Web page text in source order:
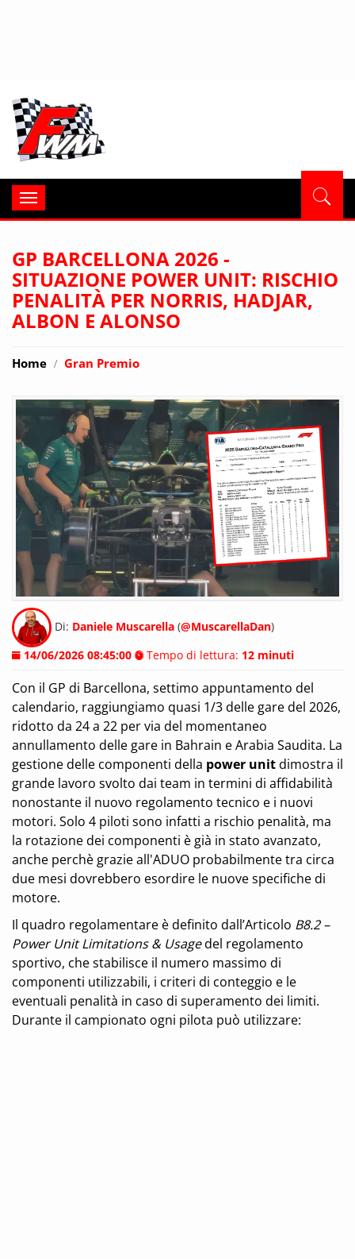
Toggle
navigation
GP BARCELLONA 2026 -
SITUAZIONE POWER UNIT: RISCHIO
PENALITÀ PER NORRIS, HADJAR,
ALBON E ALONSO
Home Gran Premio
Di: Daniele Muscarella (@MuscarellaDan)
14/06/2026 08:45:00
Tempo di lettura: 12 minuti
Con il GP di Barcellona, settimo appuntamento del
calendario, raggiungiamo quasi 1/3 delle gare del 2026,
ridotto da 24 a 22 per via del momentaneo
annullamento delle gare in Bahrain e Arabia Saudita. La
gestione delle componenti della power unitdimostra il
grande lavoro svolto dai team in termini di affidabilità
nonostante il nuovo regolamento tecnico e i nuovi
motori. Solo 4 piloti sono infatti a rischio penalità, ma
la rotazione dei componenti è già in stato avanzato,
anche perchè grazie all'ADUO probabilmente tra circa
due mesi dovrebbero esordire le nuove specifiche di
motore.
Il quadro regolamentare è definito dall’Articolo B8.2 –
Power Unit Limitations & Usagedel regolamento
sportivo, che stabilisce il numero massimo di
componenti utilizzabili, i criteri di conteggio e le
eventuali penalità in caso di superamento dei limiti.
Durante il campionato ogni pilota può utilizzare: